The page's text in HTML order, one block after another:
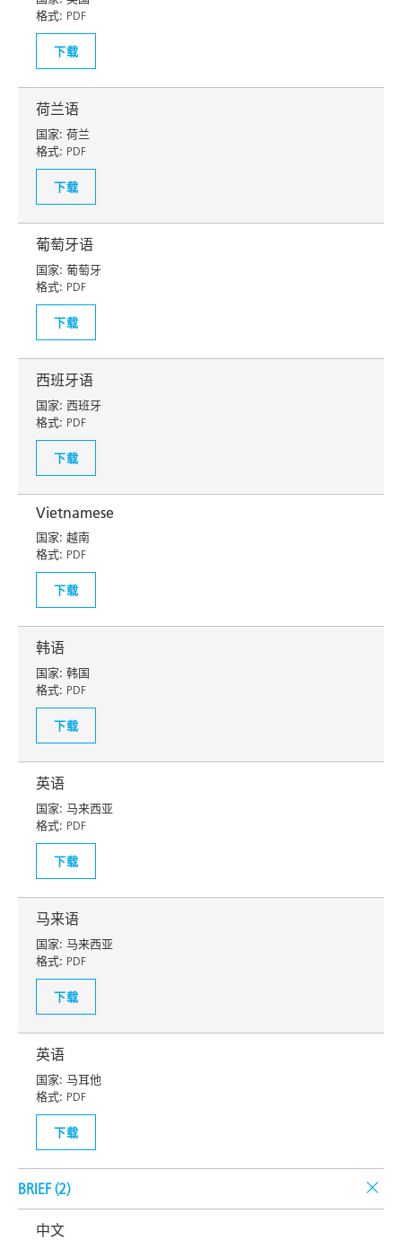
格式: PDF
下载
荷兰语
国家: 荷兰
格式: PDF
下载
葡萄牙语
国家: 葡萄牙
格式: PDF
下载
西班牙语
国家: 西班牙
格式: PDF
下载
Vietnamese
国家: 越南
格式: PDF
下载
韩语
国家: 韩国
格式: PDF
下载
英语
国家: 马来西亚
格式: PDF
下载
马来语
国家: 马来西亚
格式: PDF
下载
英语
国家: 马耳他
格式: PDF
下载
BRIEF (2)
中文